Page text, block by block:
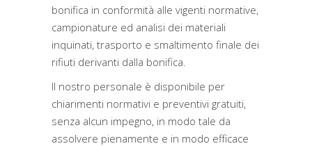
bonifica in conformità alle vigenti normative,
campionature ed analisi dei materiali
inquinati, trasporto e smaltimento finale dei
rifiuti derivanti dalla bonifica.
Il nostro personale è disponibile per
chiarimenti normativi e preventivi gratuiti,
senza alcun impegno, in modo tale da
assolvere pienamente e in modo efficace